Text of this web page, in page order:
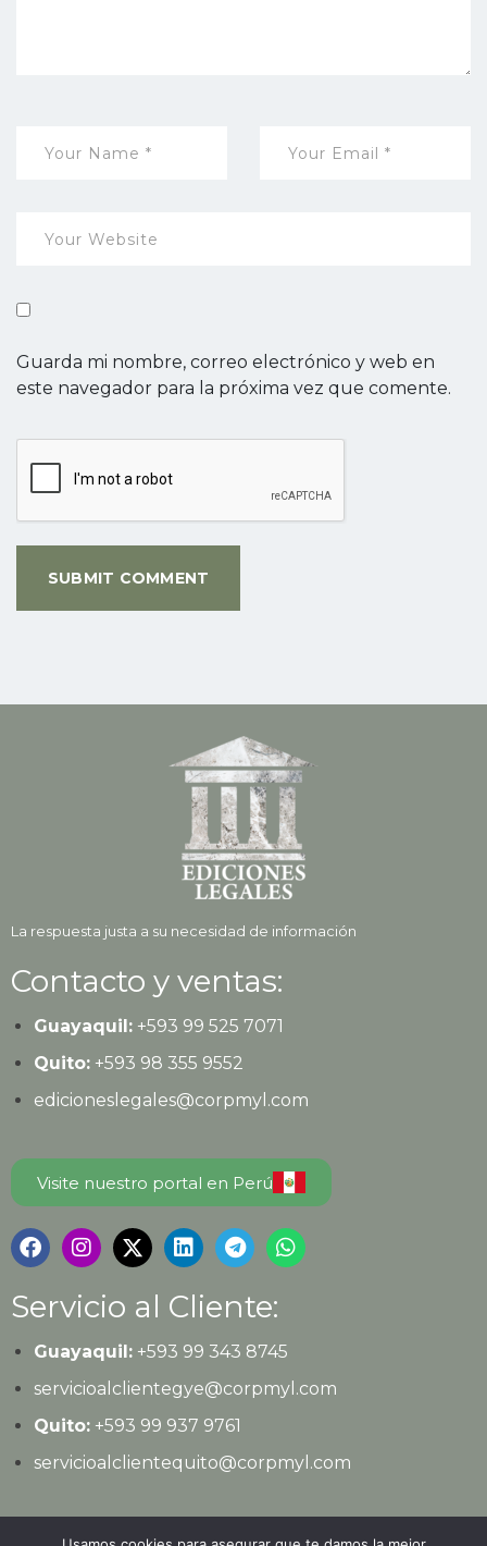
Guarda mi nombre, correo electrónico y web en
este navegador para la próxima vez que comente.
La respuesta justa a su necesidad de información
Contacto y ventas:
Guayaquil:+593 99 525 7071
Quito:+593 98 355 9552
edicioneslegales@corpmyl.com
Visite nuestro portal en Perú
Servicio al Cliente:
Guayaquil:+593 99 343 8745
servicioalclientegye@corpmyl.com
Quito:+593 99 937 9761
servicioalclientequito@corpmyl.com
Política de protección de datos personales